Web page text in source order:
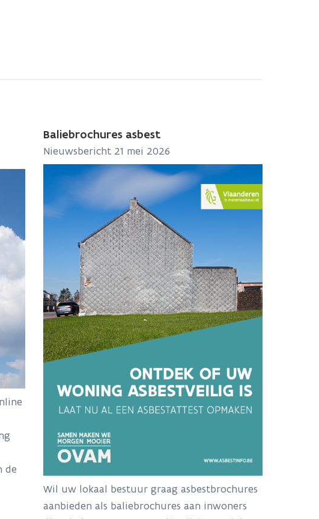
de
Baliebrochures asbest
Nieuwsbericht 21 mei 2026
Wil uw lokaal bestuur graag asbestbrochures
aanbieden als baliebrochures aan inwoners